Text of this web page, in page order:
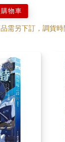
巨大的冰層，在
冰域一直延伸到
的邊緣。
了嗎？
近捕魚，這是極
船毀人亡。但是
至能捕到海豹，
域。
人。
遠處那艘漁船。
物車
需另下訂，調貨